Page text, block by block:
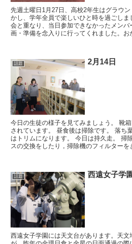
先週土曜日1月27日、高校2年生はグラウ
かし、学年全員で楽しいひと時を過ごし
会と重なり、当日参加できなかったメン
画・準備を念入りに行ってくれました。お
話題 2月14日
今日の生徒の様子を見てみましょう。 靴
されています。 昼食後は掃除です。 落ち
はトリムになります。 今日は持久走。 掃
スの交換をしたり，掃除機のフィルターを
話題 西遠女子学
西遠女子学園には天文台があります。天